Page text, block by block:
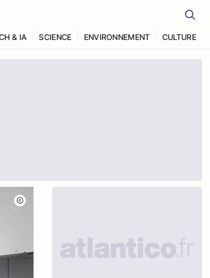
& IA SCIENCE ENVIRONNEMENT CULTURE